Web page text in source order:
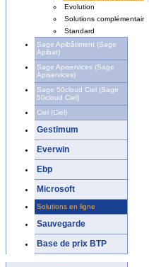
Evolution
Solutions complémentaires
Standard
Sage Apibâtiment (Sage
Apibat)
Sage Apiservices (Sage
Apiservices)
Sage 50cloud Ciel (Sage
50cloud Ciel)
Ciel (Ciel)
Gestimum
Everwin
Ebp
Microsoft
Solutions en ligne
Sauvegarde
Base de prix BTP